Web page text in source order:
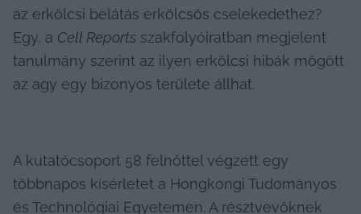
az erkölcsi belátás erkölcsös cselekedethez?
Egy, a Cell Reports szakfolyóiratban megjelent
tanulmány szerint az ilyen erkölcsi hibák mögött
az agy egy bizonyos területe állhat.
A kutatócsoport 58 felnőttel végzett egy
többnapos kísérletet a Hongkongi Tudományos
és Technológiai Egyetemen. A résztvevőknek